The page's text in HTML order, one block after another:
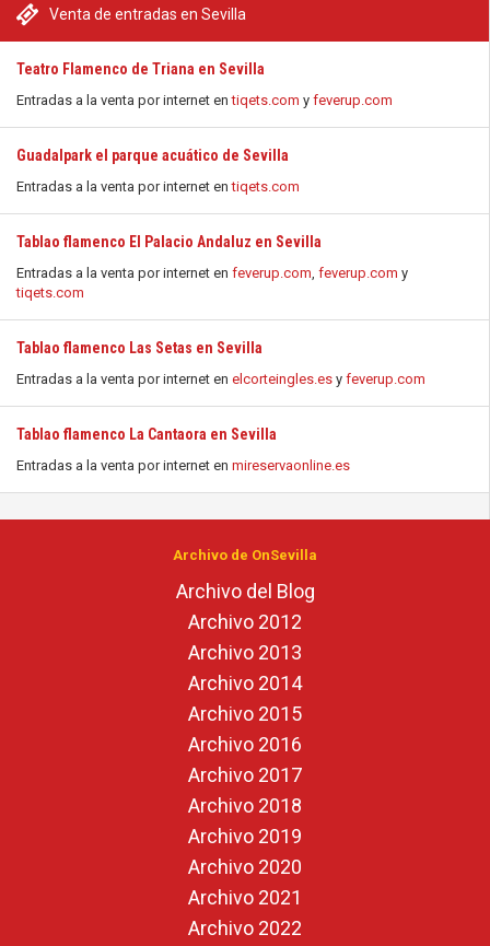
Venta de entradas en Sevilla
Teatro Flamenco de Triana en Sevilla
Entradas a la venta por internet entiqets.com y feverup.com
Guadalpark el parque acuático de Sevilla
Entradas a la venta por internet entiqets.com
Tablao flamenco El Palacio Andaluz en Sevilla
Entradas a la venta por internet en feverup.com, feverup.com y
tiqets.com
Tablao flamenco Las Setas en Sevilla
Entradas a la venta por internet en elcorteingles.es y feverup.com
Tablao flamenco La Cantaora en Sevilla
Entradas a la venta por internet en mireservaonline.es
Archivo de OnSevilla
Archivo del Blog
Archivo 2012
Archivo 2013
Archivo 2014
Archivo 2015
Archivo 2016
Archivo 2017
Archivo 2018
Archivo 2019
Archivo 2020
Archivo 2021
Archivo 2022